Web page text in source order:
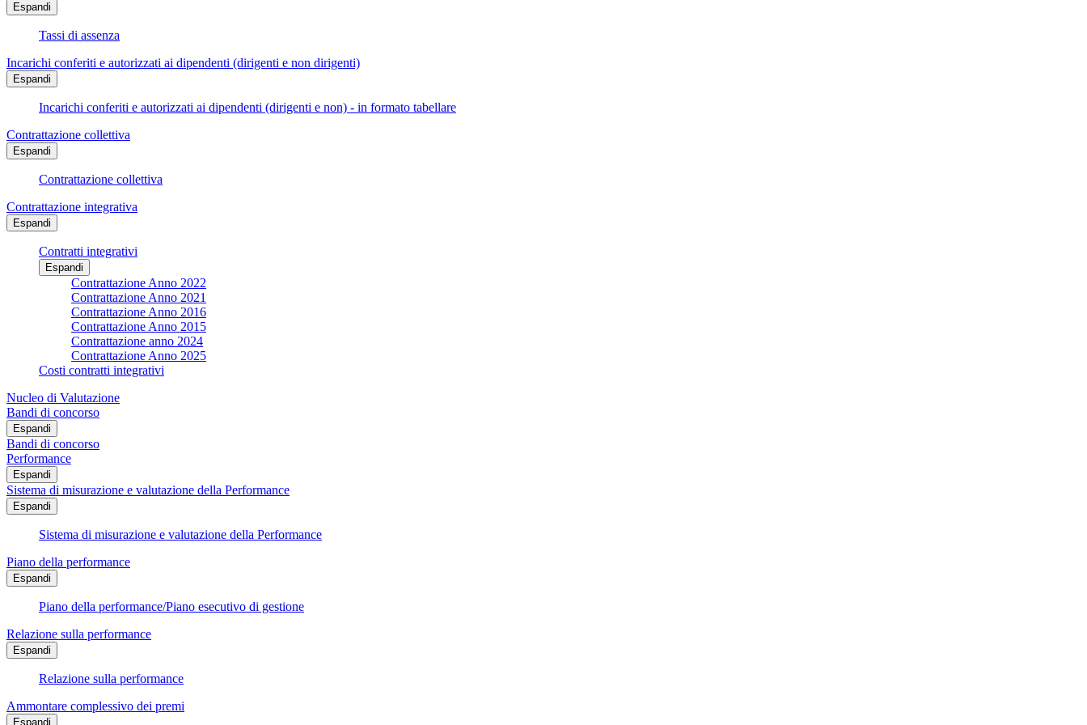
Espandi
Tassi di assenza
Incarichi conferiti e autorizzati ai dipendenti (dirigenti e non dirigenti)
Espandi
Incarichi conferiti e autorizzati ai dipendenti (dirigenti e non) - in formato tabellare
Contrattazione collettiva
Espandi
Contrattazione collettiva
Contrattazione integrativa
Espandi
Contratti integrativi
Espandi
Contrattazione Anno 2022
Contrattazione Anno 2021
Contrattazione Anno 2016
Contrattazione Anno 2015
Contrattazione anno 2024
Contrattazione Anno 2025
Costi contratti integrativi
Nucleo di Valutazione
Bandi di concorso
Espandi
Bandi di concorso
Performance
Espandi
Sistema di misurazione e valutazione della Performance
Espandi
Sistema di misurazione e valutazione della Performance
Piano della performance
Espandi
Piano della performance/Piano esecutivo di gestione
Relazione sulla performance
Espandi
Relazione sulla performance
Ammontare complessivo dei premi
Espandi